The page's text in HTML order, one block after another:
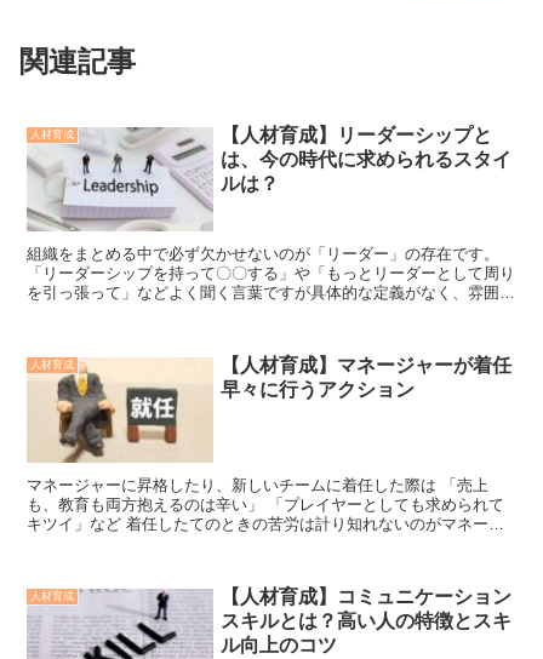
関連記事
人材育成
【人材育成】リーダーシップと
は、今の時代に求められるスタイ
ルは？
組織をまとめる中で必ず欠かせないのが「リーダー」の存在です。
「リーダーシップを持って〇〇する」や「もっとリーダーとして周り
を引っ張って」などよく聞く言葉ですが具体的な定義がなく、雰囲気
人材育成
【人材育成】マネージャーが着任
早々に行うアクション
マネージャーに昇格したり、新しいチームに着任した際は 「売上
も、教育も両方抱えるのは辛い」 「プレイヤーとしても求められて
キツイ」など 着任したてのときの苦労は計り知れないのがマネージ
人材育成
【人材育成】コミュニケーション
スキルとは？高い人の特徴とスキ
ル向上のコツ